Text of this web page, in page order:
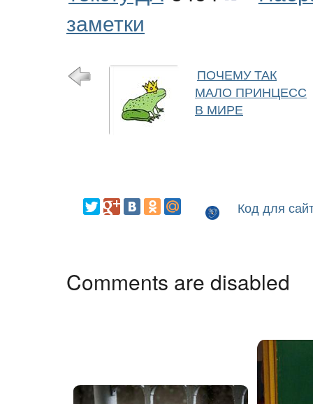
заметки
ПОЧЕМУ ТАК
МАЛО ПРИНЦЕСС
В МИРЕ
Код для
Comments are disabled